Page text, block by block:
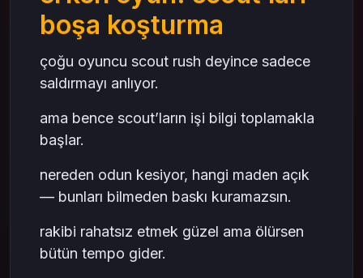
boşa koşturma
çoğu oyuncu scout rush deyince sadece
saldırmayı anlıyor.
ama bence scout’ların işi bilgi toplamakla
başlar.
nereden odun kesiyor, hangi maden açık
— bunları bilmeden baskı kuramazsın.
rakibi rahatsız etmek güzel ama ölürsen
bütün tempo gider.